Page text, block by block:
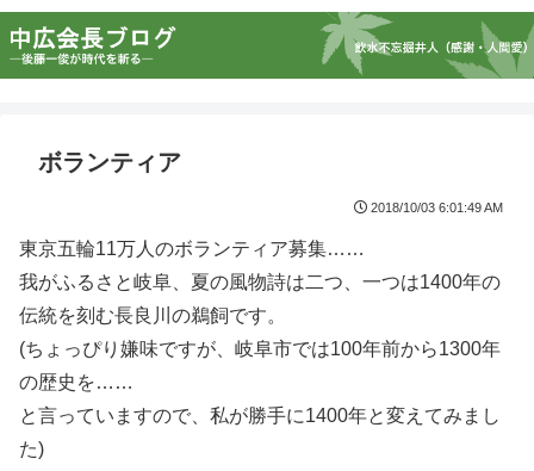
ボランティア
2018/10/03 6:01:49 AM
東京五輪11万人のボランティア募集……
我がふるさと岐阜、夏の風物詩は二つ、一つは1400年の
伝統を刻む長良川の鵜飼です。
(ちょっぴり嫌味ですが、岐阜市では100年前から1300年
の歴史を……
と言っていますので、私が勝手に1400年と変えてみまし
た)